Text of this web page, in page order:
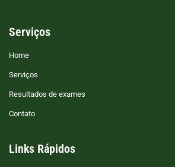
Serviços
Home
Serviços
Resultados de exames
Contato
Links Rápidos